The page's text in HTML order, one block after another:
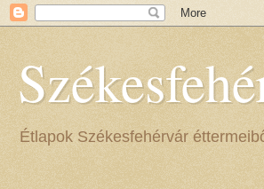
Étlapok Székesfehérvár